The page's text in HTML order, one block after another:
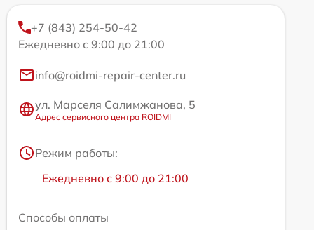
+7 (843) 254-50-42
Ежедневно с 9:00 до 21:00
info@roidmi-repair-center.ru
ул. Марселя Салимжанова, 5
Адрес сервисного центра ROIDMI
Режим работы:
Ежедневно с 9:00 до 21:00
Способы оплаты